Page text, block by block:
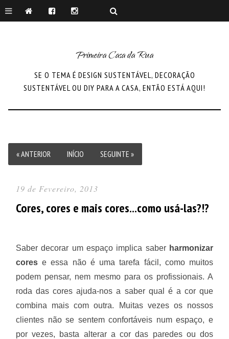
Primeira Casa da Rua
SE O TEMA É DESIGN SUSTENTÁVEL, DECORAÇÃO
SUSTENTÁVEL OU DIY PARA A CASA, ENTÃO ESTÁ AQUI!
« ANTERIOR INÍCIO SEGUINTE »
19 de Fevereiro, 2013
Cores, cores e mais cores...como usá-las?!?
Saber decorar um espaço implica saber harmonizar
cores e essa não é uma tarefa fácil, como muitos
podem pensar, nem mesmo para os profissionais. A
roda das cores ajuda-nos a saber qual é a cor que
combina mais com outra. Muitas vezes os nossos
clientes não se sentem confortáveis num espaço, e
por vezes, basta alterar a cor das paredes ou dos